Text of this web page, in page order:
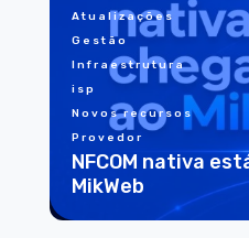
Atualizações
Gestão
Infraestrutura
isp
Novos recursos
Provedor
NFCOM nativa
MikWeb